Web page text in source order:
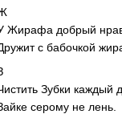
Жирафа добрый
с бабочкой
Зубки каждый
серому не лень.